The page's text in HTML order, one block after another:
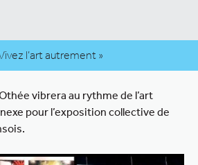
l’art autrement »
vibrera au rythme de l’art
pour l’exposition collective de